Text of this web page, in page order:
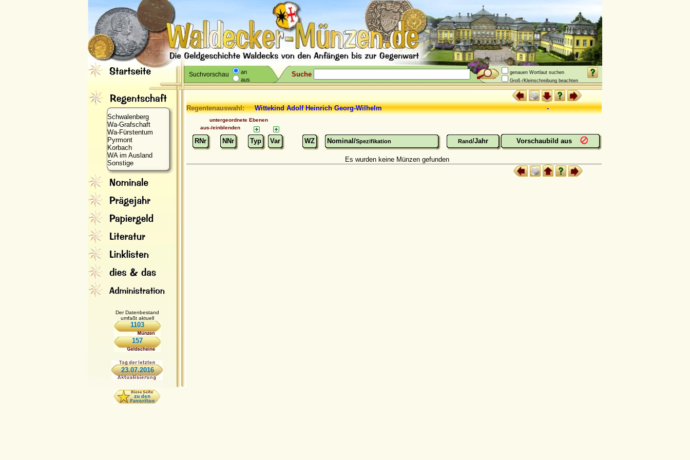
Suchvorschau
an
aus
Suche
genauen Wortlaut suchen
Groß-/Kleinschreibung beachten
Schwalenberg
Wa-Grafschaft
Wa-Fürstentum
Pyrmont
Korbach
WA im Ausland
Sonstige
Der Datenbestand
umfaßt aktuell
1103
157
23.07.2016
Regentenauswahl: WittekindAdolf Heinrich Georg-Wilhelm -
untergeordnete Ebenen
aus-/einblenden
RNr NNr Typ Var WZ Nominal/Spezifikation Rand/Jahr Vorschaubild aus
Es wurden keine Münzen gefunden